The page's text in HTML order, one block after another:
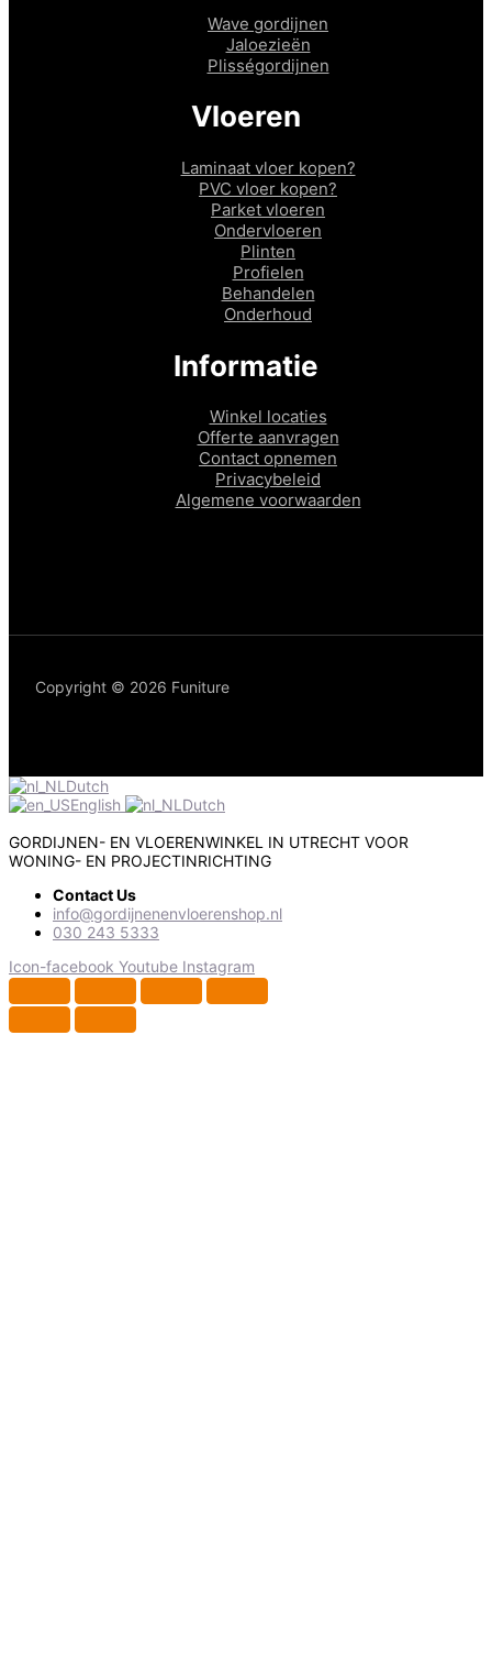
Wave gordijnen
Jaloezieën
Plisségordijnen
Vloeren
Laminaat vloer kopen?
PVC vloer kopen?
Parket vloeren
Ondervloeren
Plinten
Profielen
Behandelen
Onderhoud
Informatie
Winkel locaties
Offerte aanvragen
Contact opnemen
Privacybeleid
Algemene voorwaarden
Copyright © 2026 Funiture
Dutch
English
Dutch
GORDIJNEN- EN VLOERENWINKEL IN UTRECHT VOOR
WONING- EN PROJECTINRICHTING
Contact Us
info@gordijnenenvloerenshop.nl
030 243 5333
Icon-facebook Youtube Instagram